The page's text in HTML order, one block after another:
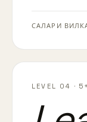
САЛАРИ
LEVEL 04 ·